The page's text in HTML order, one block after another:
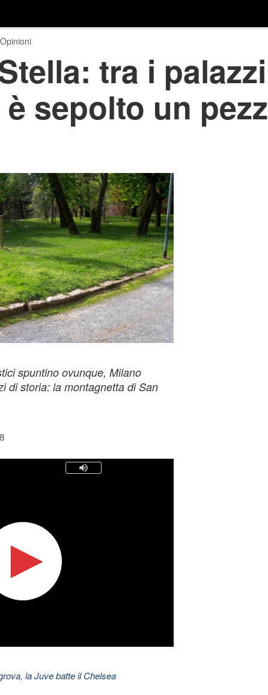
Opinioni
tra i
sepolto un
spuntino ovunque, Milano
di storia: la montagnetta di San
la Juve batte il Chelsea